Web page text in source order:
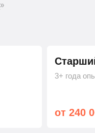
»
3+ года
от 240